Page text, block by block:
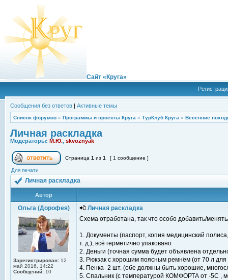
Сайт «Круга»
Сообщения без ответов | Активные темы
Список форумов » Программы и проекты Круга » ТурКлуб Круга » Весенние
Личная раскладка
Модераторы: М.Ю., skvoznyak
Страница 1 из 1 [ 1 сообщение ]
Для печати
Личная раскладка
Автор
Ольга (Дорофея)
Зарегистрирован: 12
май 2016, 14:22
Сообщений: 10
Личная раскладка
Схема отработана, так что особо добавить/
1. Документы (паспорт, копия медицинский
т. д.), всё герметично упаковано
2. Деньги (точная сумма будет объявлена
3. Рюкзак с хорошим поясным ремнём (от 70 л для
4. Пенка- 2 шт. (обе должны быть хорошие,
5. Спальник (с температурой КОМФОРТА от -5С ,